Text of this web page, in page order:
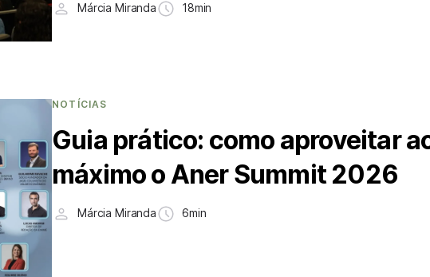
Márcia Miranda 18min
NOTÍCIAS
Guia prático: como aproveitar
máximo o Aner Summit 2026
Márcia Miranda 6min